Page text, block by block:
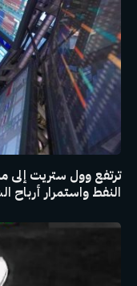
ترتفع وول ستريت إلى
النفط واستمرار أرباح